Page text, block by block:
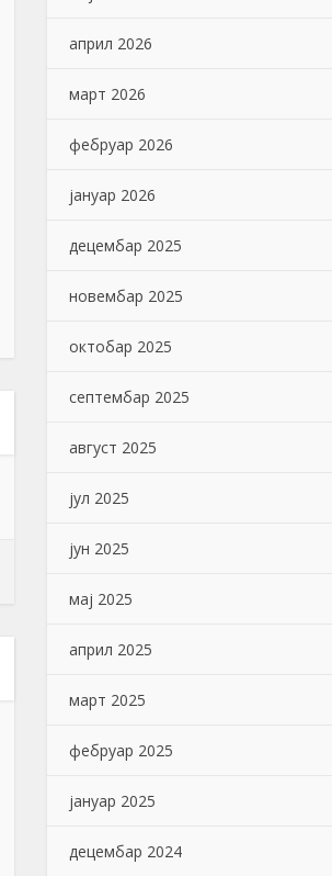
април 2026
март 2026
фебруар 2026
јануар 2026
децембар 2025
новембар 2025
октобар 2025
септембар 2025
август 2025
јул 2025
јун 2025
мај 2025
април 2025
март 2025
фебруар 2025
јануар 2025
децембар 2024